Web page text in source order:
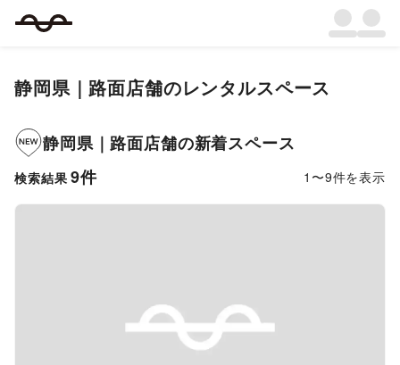
静岡県｜ 路面店舗のレンタルスペース
静岡県｜ 路面店舗の新着スペース
検索結果 9件 1 〜9件を表示
Previous slide